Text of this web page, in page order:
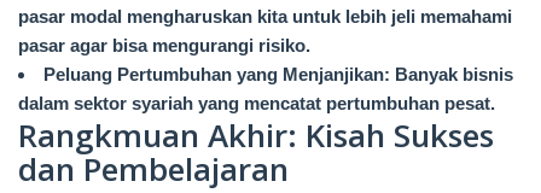
pasar modal mengharuskan kita untuk lebih jeli memahami
pasar agar bisa mengurangi risiko.
Peluang Pertumbuhan yang Menjanjikan: Banyak bisnis
dalam sektor syariah yang mencatat pertumbuhan pesat.
Rangkmuan Akhir: Kisah Sukses
dan Pembelajaran